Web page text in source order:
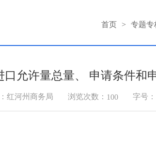
首页 > 专题专
口允许量总量、 申请条件和
红河州商务局 浏览次数： 100 字号